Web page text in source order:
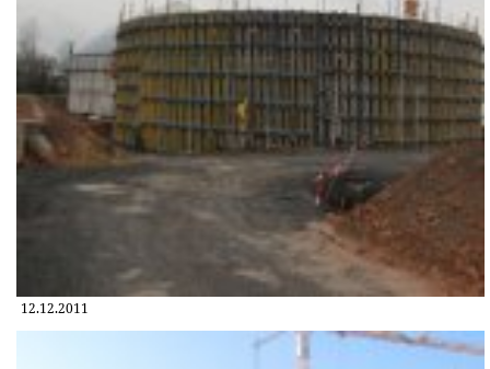
12.12.2011